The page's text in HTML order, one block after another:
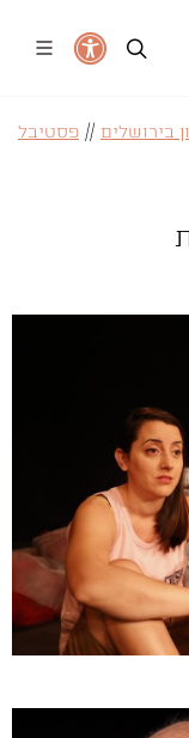
בירושלים // פסטיבל